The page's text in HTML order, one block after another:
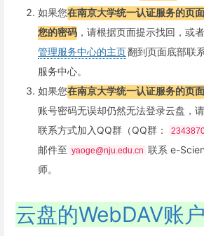
如果您在南京大学统一认证服务的页
您的密码 ，请根据页面提示找回，或
管理服务中心的主页翻到页面底部联
服务中心。
如果您在南京大学统一认证服务的页
账号密码无误却仍然无法登录云盘，
联系方式加入QQ群（QQ群：
邮件至 yaoge@nju.edu.cn 联系 e-
师。
云盘的WebDAV账